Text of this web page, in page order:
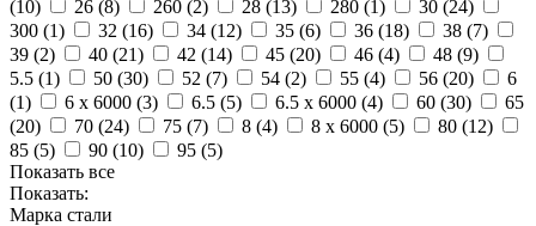
(10) 26 (8) 260 (2) 28 (13) 280 (1) 30 (24)
300 (1) 32 (16) 34 (12) 35 (6) 36 (18) 38 (7)
39 (2) 40 (21) 42 (14) 45 (20) 46 (4) 48 (9)
5.5 (1) 50 (30) 52 (7) 54 (2) 55 (4) 56 (20)
6
(1) 6 x 6000 (3) 6.5 (5) 6.5 x 6000 (4) 60 (30)
65
(20) 70 (24) 75 (7) 8 (4) 8 x 6000 (5) 80 (12)
85 (5) 90 (10) 95 (5)
Показать все
Показать:
Марка стали